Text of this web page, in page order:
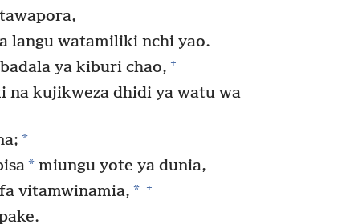
langu watamiliki nchi yao.
ya kiburi chao, +
na kujikweza dhidi ya watu wa
*
* miungu yote ya dunia,
vitamwinamia, * +